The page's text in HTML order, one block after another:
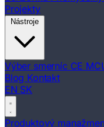
Projekty
Výber smerníc CE
Blog Kontakt
EN SK
Produktový